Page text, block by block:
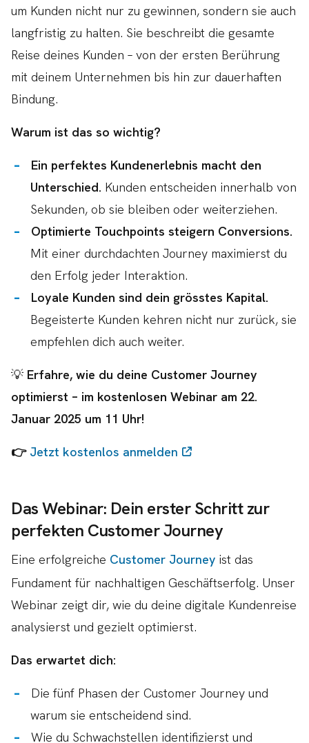
um Kunden nicht nur zu gewinnen, sondern sie auch
langfristig zu halten. Sie beschreibt die gesamte
Reise deines Kunden – von der ersten Berührung
mit deinem Unternehmen bis hin zur dauerhaften
Bindung.
Warum ist das so wichtig?
Ein perfektes Kundenerlebnis macht den
Unterschied. Kunden entscheiden innerhalb von
Sekunden, ob sie bleiben oder weiterziehen.
Optimierte Touchpoints steigern Conversions.
Mit einer durchdachten Journey maximierst du
den Erfolg jeder Interaktion.
Loyale Kunden sind dein grösstes Kapital.
Begeisterte Kunden kehren nicht nur zurück, sie
empfehlen dich auch weiter.
💡 Erfahre, wie du deine Customer Journey
optimierst – im kostenlosen Webinar am 22.
Januar 2025 um 11 Uhr!
👉 Jetzt kostenlos anmelden
Das Webinar: Dein erster Schritt zur
perfekten Customer Journey
Eine erfolgreiche Customer Journey ist das
Fundament für nachhaltigen Geschäftserfolg. Unser
Webinar zeigt dir, wie du deine digitale Kundenreise
analysierst und gezielt optimierst.
Das erwartet dich:
Die fünf Phasen der Customer Journey und
warum sie entscheidend sind.
Wie du Schwachstellen identifizierst und